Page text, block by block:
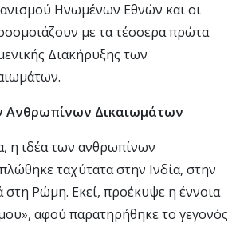
Ηνωμένων Εθνών και οι
με τα τέσσερα πρώτα
Διακήρυξης των
Ανθρωπίνων Δικαιωμάτων
η ιδέα των ανθρωπίνων
ταχύτατα στην Ινδία, στην
στη Ρώμη. Εκεί, προέκυψε η έννοια
αφού παρατηρήθηκε το γεγονός